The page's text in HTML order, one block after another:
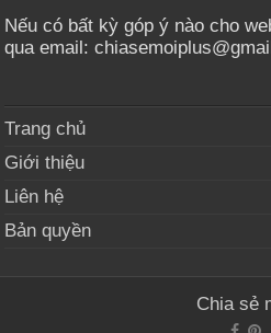
Nếu có bất kỳ góp ý nào cho
qua email:
Trang chủ
Giới thiệu
Liên hệ
Bản quyền
Chia sẻ